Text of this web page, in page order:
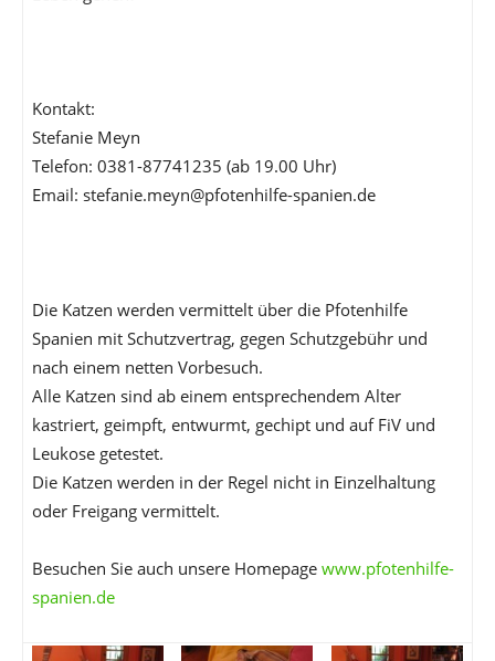
Kontakt:
Stefanie Meyn
Telefon: 0381-87741235 (ab 19.00 Uhr)
Email: stefanie.meyn@pfotenhilfe-spanien.de
Die Katzen werden vermittelt über die Pfotenhilfe
Spanien mit Schutzvertrag, gegen Schutzgebühr und
nach einem netten Vorbesuch.
Alle Katzen sind ab einem entsprechendem Alter
kastriert, geimpft, entwurmt, gechipt und auf FiV und
Leukose getestet.
Die Katzen werden in der Regel nicht in Einzelhaltung
oder Freigang vermittelt.
Besuchen Sie auch unsere Homepage www.pfotenhilfe-
spanien.de